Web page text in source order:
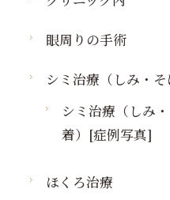
眼周りの手術
シミ治療（しみ・そ
シミ治療（しみ
着）[症例写真]
ほくろ治療